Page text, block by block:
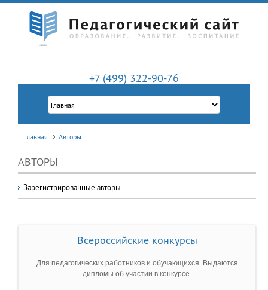
+7 (499) 322-90-76
Главная Авторы
АВТОРЫ
Зарегистрированные авторы
Всероссийские конкурсы
Для педагогических работников и обучающихся. Выдаются
дипломы об участии в конкурсе.